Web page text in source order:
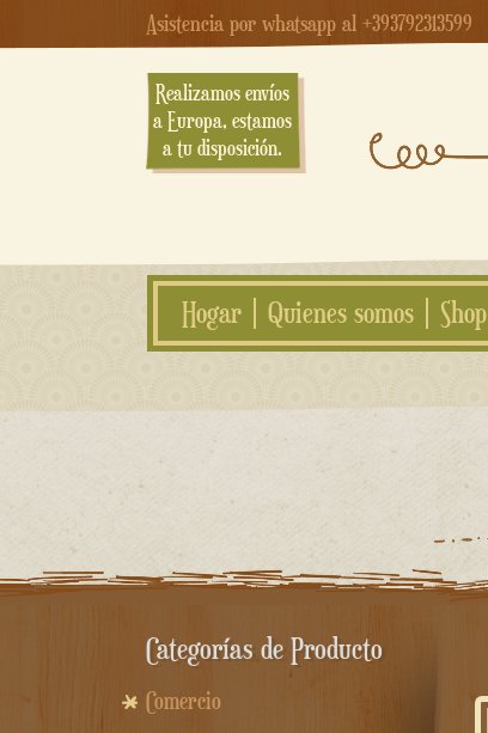
Asistencia por whatsapp al +393792313599
Realizamos envíos
a Europa, estamos
a tu disposición.
Hogar Quienes somos Shop
saltar
contenido
Categorías de Producto
Comercio